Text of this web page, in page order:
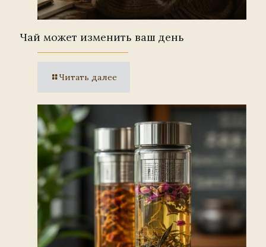
Чай может изменить ваш день
Читать далее